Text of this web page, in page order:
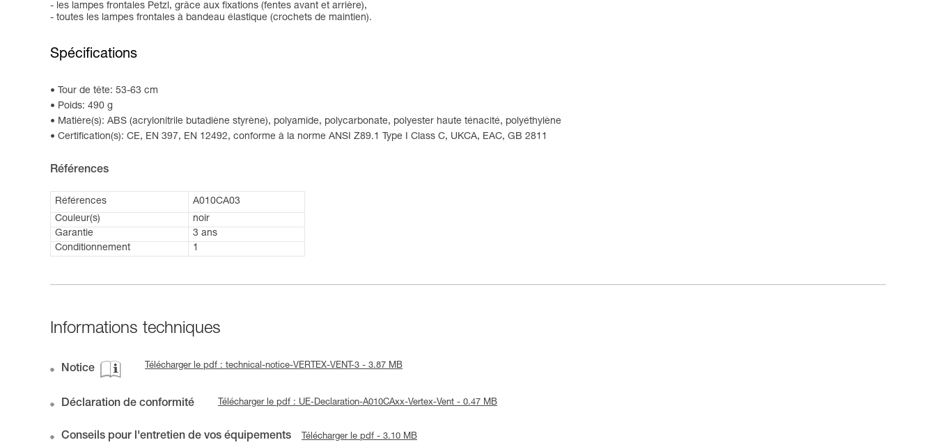
- les lampes frontales Petzl, grâce aux fixations (fentes avant et arrière),
- toutes les lampes frontales à bandeau élastique (crochets de maintien).
Spécifications
Tour de tête: 53-63 cm
Poids: 490 g
Matière(s): ABS (acrylonitrile butadiène styrène), polyamide, polycarbonate, polyester haute ténacité, polyéthylène
Certification(s): CE, EN 397, EN 12492, conforme à la norme ANSI Z89.1 Type I Class C, UKCA, EAC, GB 2811
Références
Références
A010CA03
Couleur(s)
noir
Garantie
3 ans
Conditionnement
1
Informations techniques
Notice Télécharger le pdf : technical-notice-VERTEX-VENT-3 - 3.87 MB
Déclaration de conformité Télécharger le pdf : UE-Declaration-A010CAxx-Vertex-Vent - 0.47 MB
Conseils pour l'entretien de vos équipements Télécharger le pdf - 3.10 MB